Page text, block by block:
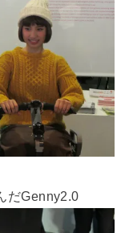
だGenny2.0